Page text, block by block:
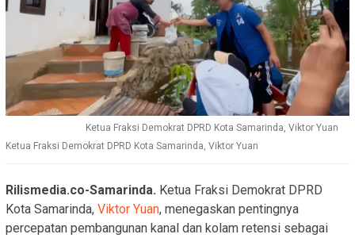
Ketua Fraksi Demokrat DPRD Kota Samarinda, Viktor Yuan
Ketua Fraksi Demokrat DPRD Kota Samarinda, Viktor Yuan
Rilismedia.co-Samarinda. Ketua Fraksi Demokrat DPRD
Kota Samarinda, Viktor Yuan, menegaskan pentingnya
percepatan pembangunan kanal dan kolam retensi sebagai